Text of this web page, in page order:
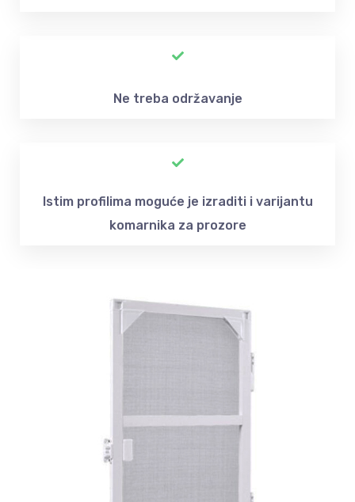
Ne treba održavanje
Istim profilima moguće je izraditi i varijantu
komarnika za prozore